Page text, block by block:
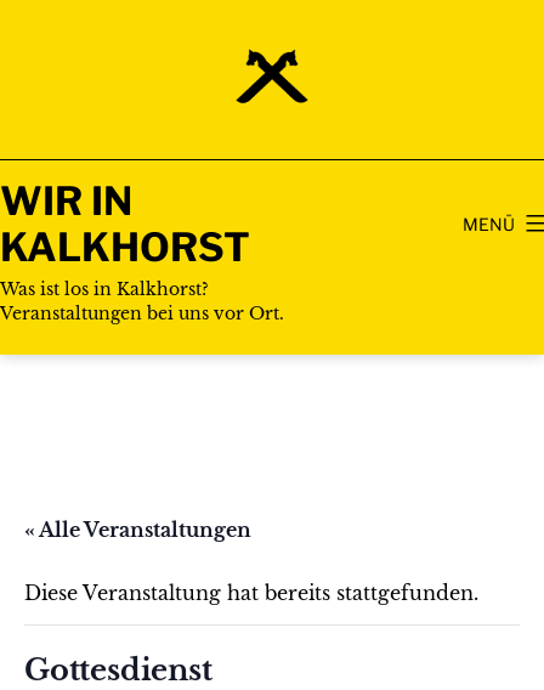
WIR IN
KALKHORST
Was ist los in Kalkhorst?
Veranstaltungen bei uns vor Ort.
MENÜ
« Alle Veranstaltungen
Diese Veranstaltung hat bereits stattgefunden.
Gottesdienst